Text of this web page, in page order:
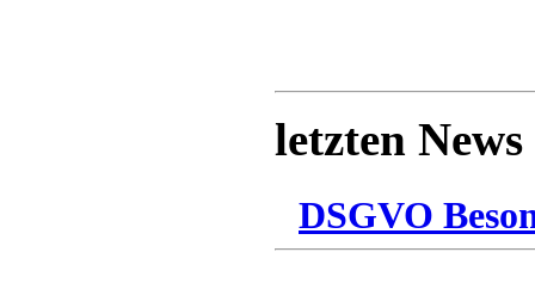
letzten News
DSGVO